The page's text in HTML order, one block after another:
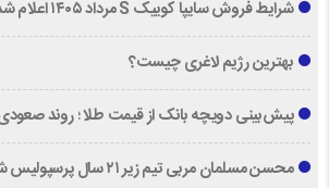
شرایط فروش سایپا کوییک S مرداد ۱۴۰۵ اعلام شد
بهترین رژیم لاغری چیست؟
پیش‌بینی دویچه‌ بانک از قیمت طلا ؛ روند صعودی
محسن مسلمان مربی تیم زیر ۲۱ سال پرسپولیس شد